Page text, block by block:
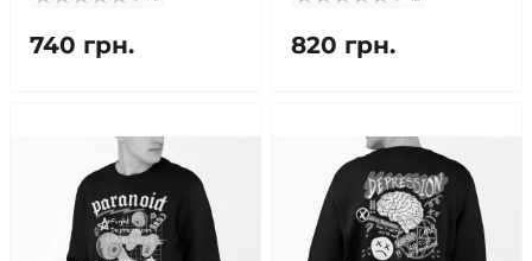
740 грн. 820 грн.